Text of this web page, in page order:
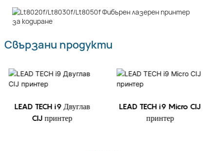
Свързани продукти
LEAD TECH i9 Двуглав
CIJ принтер
LEAD TECH i9 Micro CIJ
принтер